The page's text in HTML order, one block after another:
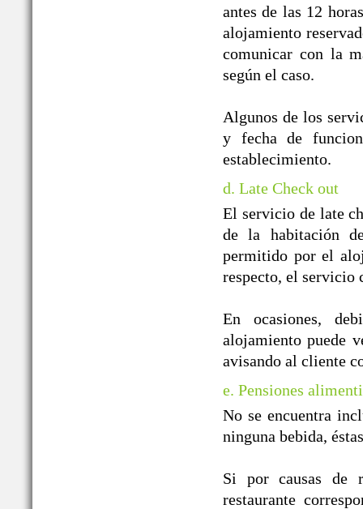
antes de las 12
alojamiento
comunicar con la
según el caso.
Algunos de los
y fecha de
establecimiento.
d. Late Check out
El servicio de late
de la habitación
permitido por el
respecto, el servicio
En ocasiones,
alojamiento puede
avisando al cliente
e. Pensiones
No se encuentra
ninguna bebida,
Si por causas de
restaurante